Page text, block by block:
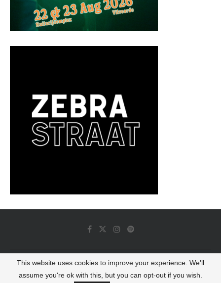
© 2022 - Luminous Dash All Rights Reserved
This website uses cookies to improve your experience. We'll
assume you're ok with this, but you can opt-out if you wish.